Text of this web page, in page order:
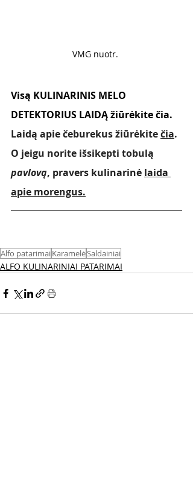
VMG nuotr.
Visą KULINARINIS MELO
DETEKTORIUS LAIDĄ žiūrėkite čia.
Laidą apie čeburekus žiūrėkite čia.
O jeigu norite išsikepti tobulą
pavlovą, pravers kulinarinė laida
apie morengus.
Alfo patarimaiKaramelėSaldainiai
ALFO KULINARINIAI PATARIMAI